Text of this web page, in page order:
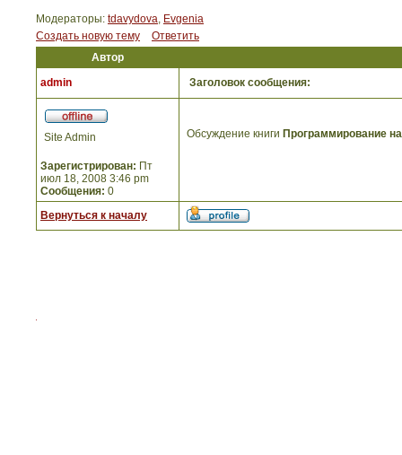
Модераторы: tdavydova, Evgenia
Создать новую тему
Ответить
Автор
admin
Заголовок сообщения:
Site Admin
Зарегистрирован: Пт
июл 18, 2008 3:46 pm
Сообщения: 0
Обсуждение книги Программирование
Вернуться к началу